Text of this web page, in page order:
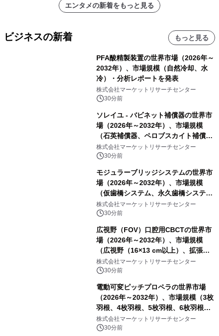
エンタメの新着をもっと見る
ビジネスの新着 もっと見る
PFA酸精製装置の世界市場（2026年～
2032年）、市場規模（自然冷却、水
冷）・分析レポートを発表
株式会社マーケットリサーチセンター
30分前
ソレイユ - バビネット補償器の世界市
場（2026年～2032年）、市場規模
（石英補償器、ペロブスカイト補償
器、その他）・分析レポートを発表
株式会社マーケットリサーチセンター
30分前
モジュラーブリッジシステムの世界市
場（2026年～2032年）、市場規模
（仮歯橋システム、永久歯橋システ
ム）・分析レポートを発表
株式会社マーケットリサーチセンター
30分前
広視野（FOV）口腔用CBCTの世界市
場（2026年～2032年）、市場規模
（広視野（16×13 cm以上）、拡張広
視野（18×16 cm以上）、超広視野
（24×19 cm以上））・分析レポート
株式会社マーケットリサーチセンター
30分前
電動可変ピッチプロペラの世界市場
（2026年～2032年）、市場規模（3枚
羽根、4枚羽根、5枚羽根、6枚羽根、
その他）・分析レポートを発表
株式会社マーケットリサーチセンター
30分前